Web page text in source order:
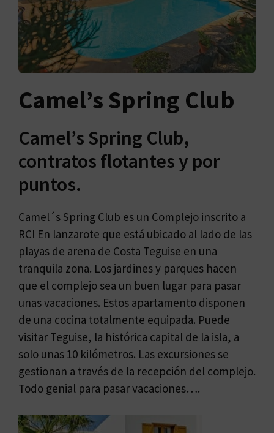
Camel’s Spring Club
Camel’s Spring Club,
contratos flotantes y por
puntos.
Camel´s Spring Club es un Complejo inscrito a
RCI En lanzarote que está ubicado al lado de las
playas de arena de Costa Teguise en una
tranquila zona. Los jardines y parques hacen
que el complejo sea un buen lugar para pasar
unas vacaciones. Estos apartamento disponen
de una cocina totalmente equipada. Puede
visitar Teguise, la histórica capital de la isla, a
solo unas 10 kilómetros. Las excursiones se
gestionan a través de la recepción del complejo.
Todo genial para pasar vacaciones….